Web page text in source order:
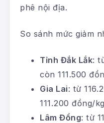
phê nội địa.
So sánh mức giảm
Tỉnh Đắk Lắk:
còn 111.500
Gia Lai: từ
111.200 đồng/kg
Lâm Đồng: từ